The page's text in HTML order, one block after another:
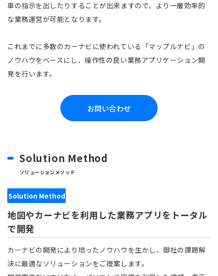
車の指示を出したりすることが出来ますので、より一層効率的
な業務運営が可能となります。
これまでに多数のカーナビに使われている「マップルナビ」の
ノウハウをベースにし、操作性の良い業務アプリケーション開
発を行います。
お問い合わせ
Solution Method
ソリューションメソッド
Solution Method
地図やカーナビを利用した業務アプリをトータル
で開発
カーナビの開発により培ったノウハウを生かし、御社の課題解
決に最適なソリューションをご提案します。